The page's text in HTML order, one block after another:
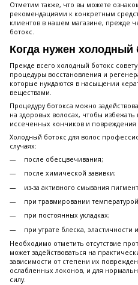
Отметим также, что вы можете
рекомендациями к конкретным
клиентов в нашем магазине, прежде
ботокс.
Когда нужен холодный
Прежде всего холодный ботокс
процедуры восстановления и
которые нуждаются в насыщении
веществами.
Процедуру ботокса можно
на здоровых волосах, чтобы
иссеченных кончиков и повреждения
Холодный ботокс для волос
случаях:
после обесцвечивания;
после химической завивки;
из-за активного смывания
при травмировании
при постоянных укладках;
при утрате блеска, эластичности
Необходимо отметить отсутствие
может задействоваться на
зависимости от степени их
ослабленных локонов, и для
силу.